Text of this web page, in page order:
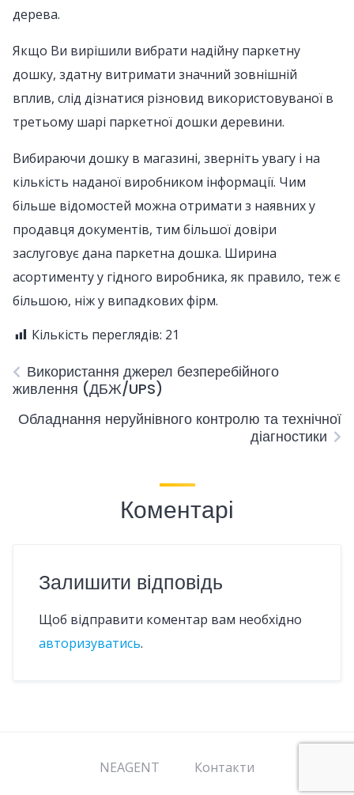
дерева.
Якщо Ви вирішили вибрати надійну паркетну
дошку, здатну витримати значний зовнішній
вплив, слід дізнатися різновид використовуваної в
третьому шарі паркетної дошки деревини.
Вибираючи дошку в магазині, зверніть увагу і на
кількість наданої виробником інформації. Чим
більше відомостей можна отримати з наявних у
продавця документів, тим більшої довіри
заслуговує дана паркетна дошка. Ширина
асортименту у гідного виробника, як правило, теж є
більшою, ніж у випадкових фірм.
Кількість переглядів: 21
Використання джерел безперебійного
живлення (ДБЖ/UPS)
Обладнання неруйнівного контролю та технічної
діагностики
Коментарі
Залишити відповідь
Щоб відправити коментар вам необхідно
авторизуватись.
NEAGENT Контакти